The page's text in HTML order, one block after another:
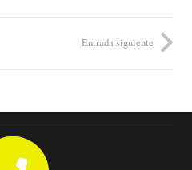
Entrada siguiente